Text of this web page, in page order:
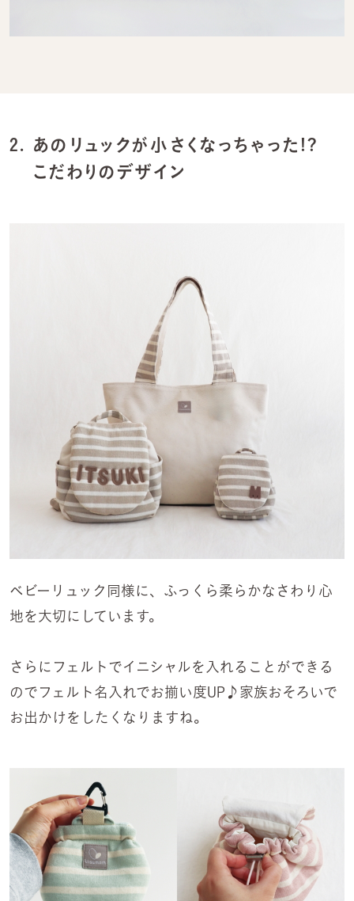
2. あのリュックが小さくなっちゃった!?
こだわりのデザイン
ベビーリュック同様に、ふっくら柔らかなさわり心
地を大切にしています。
さらにフェルトでイニシャルを入れることができる
のでフェルト名入れでお揃い度UP♪家族おそろいで
お出かけをしたくなりますね。